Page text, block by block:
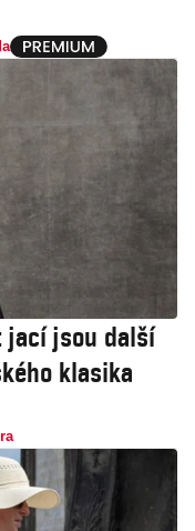
jací jsou další
klasika